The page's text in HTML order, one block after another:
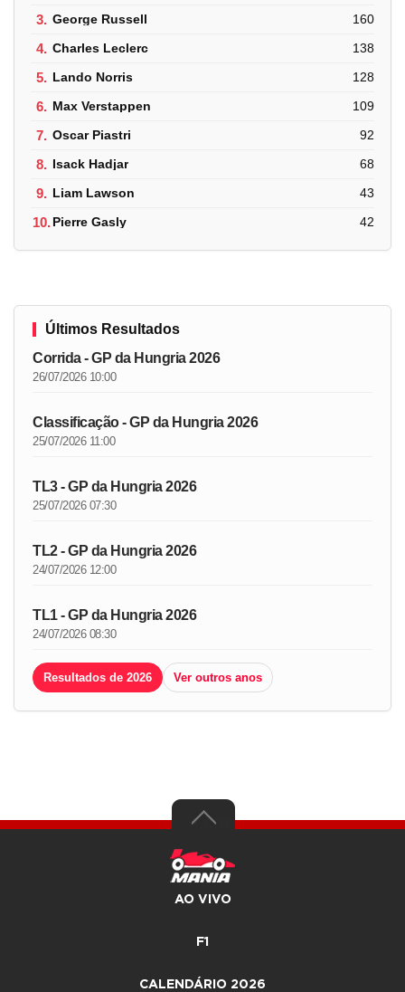
3. George Russell 160
4. Charles Leclerc 138
5. Lando Norris 128
6. Max Verstappen 109
7. Oscar Piastri 92
8. Isack Hadjar 68
9. Liam Lawson 43
10.Pierre Gasly 42
Últimos Resultados
Corrida - GP da Hungria 2026
26/07/2026 10:00
Classificação - GP da Hungria 2026
25/07/2026 11:00
TL3 - GP da Hungria 2026
25/07/2026 07:30
TL2 - GP da Hungria 2026
24/07/2026 12:00
TL1 - GP da Hungria 2026
24/07/2026 08:30
Resultados de 2026 Ver outros anos
AO VIVO
F1
CALENDÁRIO 2026